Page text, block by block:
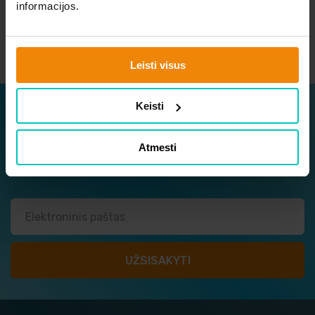
informacijos.
Leisti visus
Keisti
Atmesti
Užsisakykite naujienlaiškį
Sužinokite apie naujausius ir geriausius pasiūlymus
vieni pirmųjų!